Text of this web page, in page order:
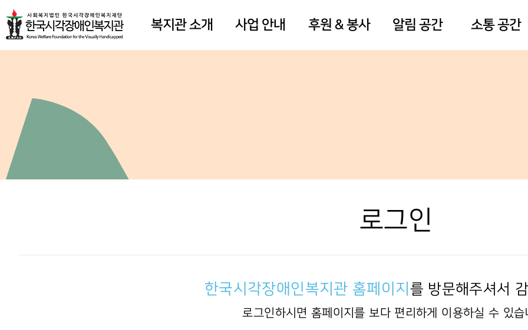
복지관 소개 사업 안내 후원 & 봉사 알림 공간 소통 공간
로그인
한국시각장애인복지관 홈페이지 를 방문해주셔서
로그인하시면 홈페이지를 보다 편리하게 이용하실 수 있습